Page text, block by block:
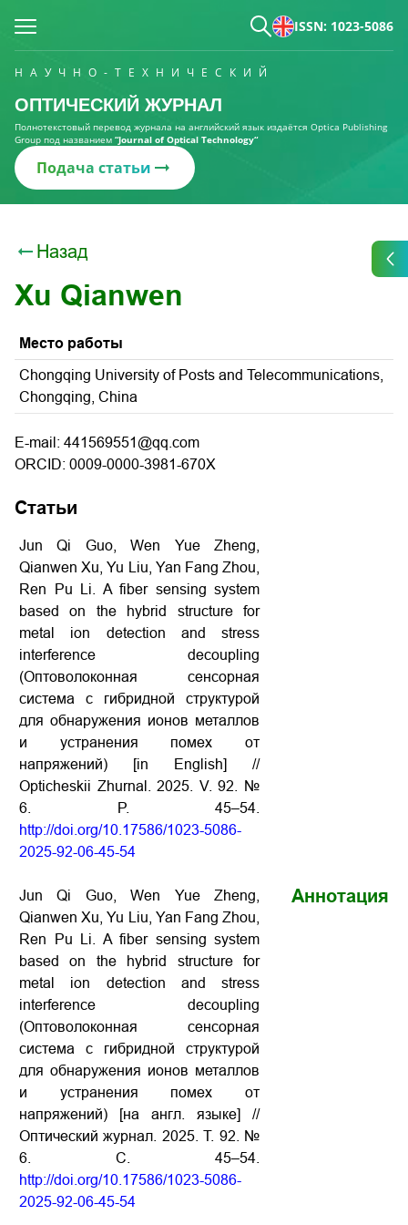
ISSN: 1023-5086
НАУЧНО-ТЕХНИЧЕСКИЙ
ОПТИЧЕСКИЙ ЖУРНАЛ
Полнотекстовый перевод журнала на английский язык издаётся Optica Publishing
Group под названием “Journal of Optical Technology“
Подача статьи
Назад
Xu Qianwen
Место работы
Chongqing University of Posts and Telecommunications,
Chongqing, China
E-mail: 441569551@qq.com
ORCID: 0009-0000-3981-670X
Статьи
Jun Qi Guo, Wen Yue Zheng,
Qianwen Xu, Yu Liu, Yan Fang Zhou,
Ren Pu Li. A fiber sensing system
based on the hybrid structure for
metal ion detection and stress
interference decoupling
(Оптоволоконная
сенсорная
система
с гибридной
структурой
для обнаружения ионов металлов
и
устранения помех
от
напряжений) [in English] //
Opticheskii Zhurnal. 2025. V. 92. №
6. P. 45–54.
http://doi.org/10.17586/1023-5086-
2025-92-06-45-54
Jun Qi Guo, Wen Yue Zheng,
Qianwen Xu, Yu Liu, Yan Fang Zhou,
Ren Pu Li. A fiber sensing system
based on the hybrid structure for
metal ion detection and stress
interference decoupling
(Оптоволоконная сенсорная
система с гибридной структурой
для обнаружения ионов металлов
и устранения помех от
напряжений) [на англ. языке] //
Оптический журнал. 2025. Т. 92. №
6. С . 45–54.
http://doi.org/10.17586/1023-5086-
2025-92-06-45-54
Аннотация